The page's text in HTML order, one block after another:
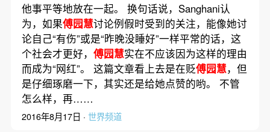
他事平等地放在一起。 换句话说，Sanghani认
为，如果傅园慧讨论例假时受到的关注，能像她讨
论自己“有伤”或是“昨晚没睡好”一样平常的话，这
个社会才更好， 傅园慧实在不应该因为这样的理由
而成为“网红”。 这篇文章看上去是在贬傅园慧，但
是仔细琢磨一下，其实还是给她点赞的哟。 不管
怎么样，再……
2016年8月17日 · 世界频道